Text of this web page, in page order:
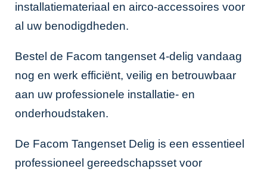
installatiemateriaal en airco-accessoires voor
al uw benodigdheden.
Bestel de Facom tangenset 4-delig vandaag
nog en werk efficiënt, veilig en betrouwbaar
aan uw professionele installatie- en
onderhoudstaken.
De Facom Tangenset Delig is een essentieel
professioneel gereedschapsset voor